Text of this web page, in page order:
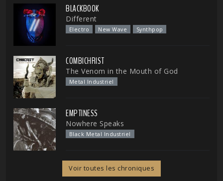
BLACKBOOK
Different
Electro New Wave Synthpop
COMBICHRIST
The Venom in the Mouth of God
Metal Industriel
EMPTINESS
Nowhere Speaks
Black Metal Industriel
Voir toutes les chroniques